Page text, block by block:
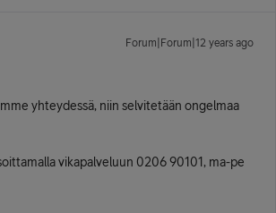
Forum|Forum|12 years ago
yhteydessä, niin selvitetään ongelmaa
vikapalveluun 0206 90101, ma-pe